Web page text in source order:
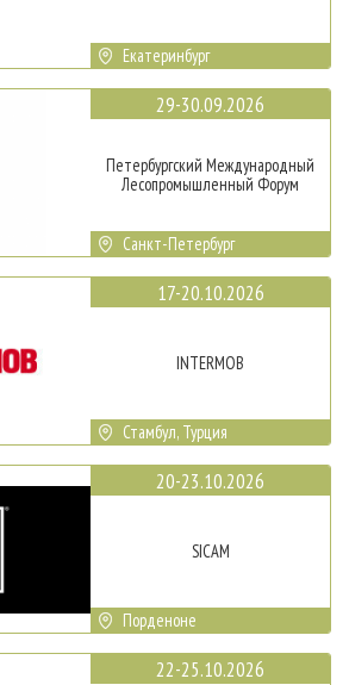
Екатеринбург
29-30.09.2026
Петербургский Международный
Лесопромышленный Форум
Санкт-Петербург
17-20.10.2026
INTERMOB
Стамбул, Турция
20-23.10.2026
SICAM
Порденоне
22-25.10.2026